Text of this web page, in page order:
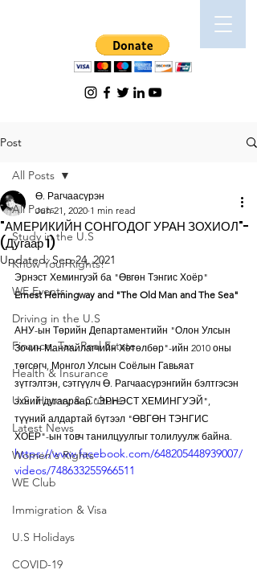
Post
All Posts
Study in the U.S
Know Your Rights!
WE Events
Driving in the U.S
Finance, Tax, Real Estate
Health & Insurance
U.S. History & Culture
Latest News
Women's Rights
WE Club
Immigration & Visa
U.S Holidays
COVID-19
All Posts
"АМЕРИКИЙН СОНГОДОГ УРАН ЗОХИОЛ"-
(Дугаар 1)
Ө. Рагчаасүрэн
Jun 21, 2020 1 min read
Updated:Sep 24, 2021
Эрнэст Хемингуэй ба "Өвгөн Тэнгис Хоёр"
Ernest Hemingway and "The Old Man and The Sea"
АНУ-ын Төрийн Департаментийн "Олон Улсын
Зочин Манлайлагчийн Хөтөлбөр"-ийн 2010 оны
төгсөгч, Монгол Улсын Соёлын Гавьяат
зүтгэлтэн, сэтгүүлч Ө. Рагчаасүрэнгийн бэлтгэсэн
эхний дугаараар "ЭРНЭСТ ХЕМИНГУЭЙ",
түүний алдартай бүтээл "ӨВГӨН ТЭНГИС
ХОЁР"-ын товч танилцуулгыг толилуулж байна.
https://www.facebook.com/648205448939007/
videos/748633255966511